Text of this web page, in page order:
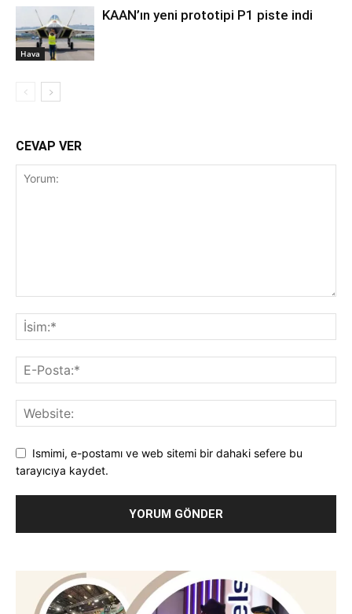
Hava
KAAN’ın yeni prototipi P1 piste indi
CEVAP VER
Ismimi, e-postamı ve web sitemi bir dahaki sefere bu
tarayıcıya kaydet.